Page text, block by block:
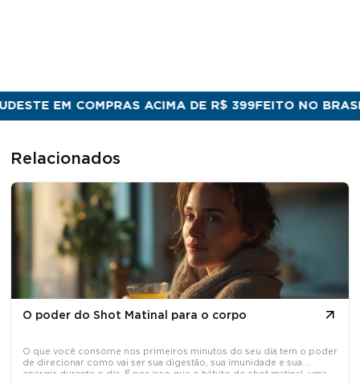
EM COMPRAS ACIMA DE R$ 399 FEITO NO BRASIL
Relacionados
O poder do Shot Matinal para o corpo
O que você consome nos primeiros minutos do seu dia tem o poder
de direcionar como vai ser sua digestão, sua imunidade e sua
energia durante o dia. É por isso que o hábito do shot matinal, uma